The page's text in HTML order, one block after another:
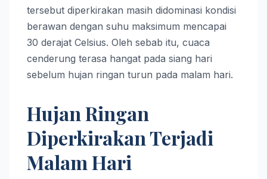
tersebut diperkirakan masih didominasi kondisi
berawan dengan suhu maksimum mencapai
30 derajat Celsius. Oleh sebab itu, cuaca
cenderung terasa hangat pada siang hari
sebelum hujan ringan turun pada malam hari.
Hujan Ringan
Diperkirakan Terjadi
Malam Hari